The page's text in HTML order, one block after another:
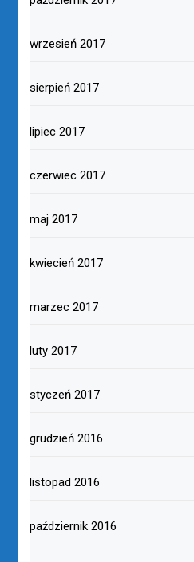
wrzesień 2017
sierpień 2017
lipiec 2017
czerwiec 2017
maj 2017
kwiecień 2017
marzec 2017
luty 2017
styczeń 2017
grudzień 2016
listopad 2016
październik 2016